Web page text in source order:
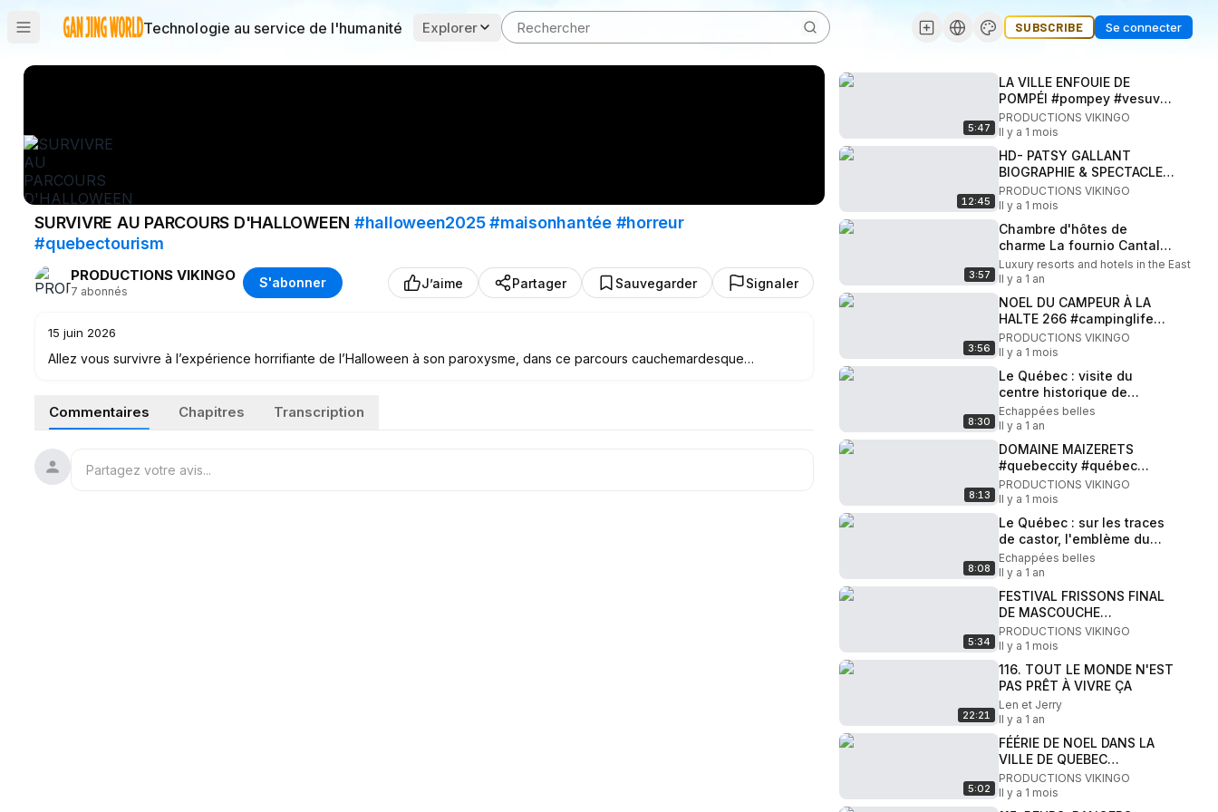
Technologie au service de l'humanité Explorer SUBSCRIBE Se connecter
SURVIVRE AU PARCOURS D'HALLOWEEN #halloween2025 #maisonhantée #horreur
#quebectourism
PRODUCTIONS VIKINGO
7 abonnés
S'abonner J’aime Partager Sauvegarder Signaler
15 juin 2026
Allez vous survivre à l’expérience horrifiante de l’Halloween à son paroxysme, dans ce parcours cauchemardesque
Commentaires Chapitres Transcription
5:47
LA VILLE ENFOUIE DE
POMPÉI #pompey #vesuvio
#italia #vesuvius
#romainbailleul
PRODUCTIONS VIKINGO
Il y a 1 mois
12:45
HD- PATSY GALLANT
BIOGRAPHIE & SPECTACLE À
LA HALTE 266 JOLY -
QUEBEC - CANADA #patsy
#gallant
PRODUCTIONS VIKINGO
Il y a 1 mois
3:57
Chambre d'hôtes de
charme La fournio Cantal
France
Luxury resorts and hotels in the East
Il y a 1 an
3:56
NOEL DU CAMPEUR À LA
HALTE 266 #campinglife
#halte266 #lgbtq
#chrsitmas
PRODUCTIONS VIKINGO
Il y a 1 mois
8:30
Le Québec : visite du
centre historique de
Montréal - Échappées
belles 14 décembre 2024
Echappées belles
Il y a 1 an
8:13
DOMAINE MAIZERETS
#quebeccity #québec
#park #séminairedequebec
#maizerets
PRODUCTIONS VIKINGO
Il y a 1 mois
8:08
Le Québec : sur les traces
de castor, l'emblème du
Canada - Échappées
belles 14 décembre 2024
Echappées belles
Il y a 1 an
5:34
FESTIVAL FRISSONS FINAL
DE MASCOUCHE
#horrorshorts
#halloween2024
#mascouche
#horrorfestival
PRODUCTIONS VIKINGO
Il y a 1 mois
22:21
116. TOUT LE MONDE N'EST
PAS PRÊT À VIVRE ÇA
Len et Jerry
Il y a 1 an
5:02
FÉÉRIE DE NOEL DANS LA
VILLE DE QUEBEC
#quebeccity
#quebectourism #noël
#oldquebec #Vieuxquebec
PRODUCTIONS VIKINGO
Il y a 1 mois